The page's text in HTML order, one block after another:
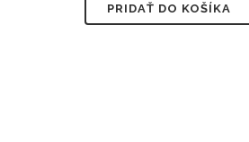
podložka
PRIDAŤ DO KOŠÍKA